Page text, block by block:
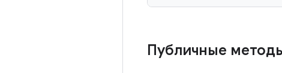
Публичные